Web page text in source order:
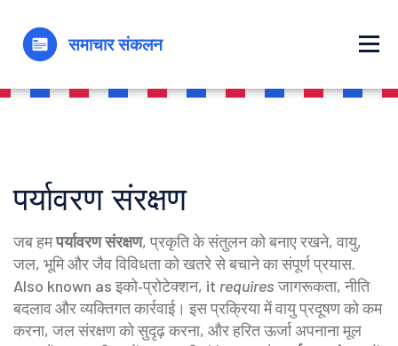
पर्यावरण संरक्षण
जब हमपर्यावरण संरक्षण,प्रकृति के संतुलन को बनाए रखने, वायु,
जल, भूमि और जैव विविधता को खतरे से बचाने का संपूर्ण प्रयास.
Also known asइको‑प्रोटेक्शन, it requiresजागरूकता, नीति
बदलाव और व्यक्तिगत कार्रवाई। इस प्रक्रिया मेंवायु प्रदूषणको कम
करना,जल संरक्षणको सुदृढ़ करना, औरहरित ऊर्जाअपनाना मूल